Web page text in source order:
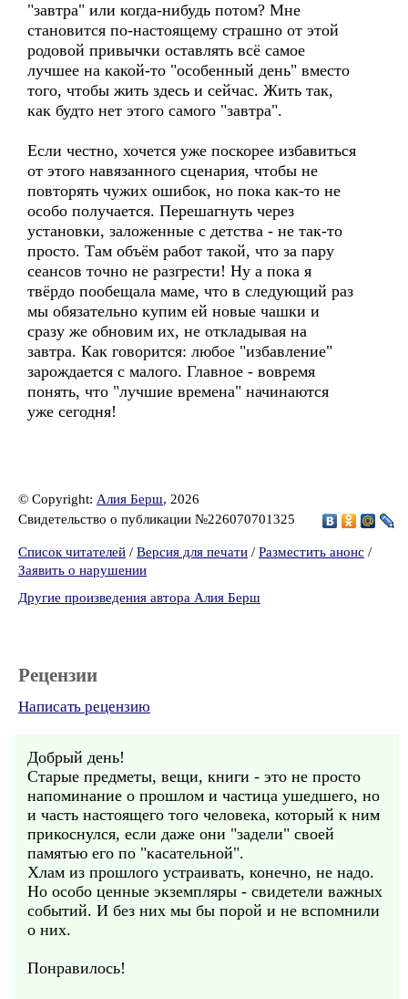
"завтра" или когда-нибудь потом? Мне
становится по-настоящему страшно от этой
родовой привычки оставлять всё самое
лучшее на какой-то "особенный день" вместо
того, чтобы жить здесь и сейчас. Жить так,
как будто нет этого самого "завтра".
Если честно, хочется уже поскорее избавиться
от этого навязанного сценария, чтобы не
повторять чужих ошибок, но пока как-то не
особо получается. Перешагнуть через
установки, заложенные с детства - не так-то
просто. Там объём работ такой, что за пару
сеансов точно не разгрести! Ну а пока я
твёрдо пообещала маме, что в следующий раз
мы обязательно купим ей новые чашки и
сразу же обновим их, не откладывая на
завтра. Как говорится: любое "избавление"
зарождается с малого. Главное - вовремя
понять, что "лучшие времена" начинаются
уже сегодня!
© Copyright: Алия Берш, 2026
Свидетельство о публикации №226070701325
Список читателей / Версия для печати / Разместить анонс /
Заявить о нарушении
Другие произведения автора Алия Берш
Рецензии
Написать рецензию
Добрый день!
Старые предметы, вещи, книги - это не просто
напоминание о прошлом и частица ушедшего, но
и часть настоящего того человека, который к ним
прикоснулся, если даже они "задели" своей
памятью его по "касательной".
Хлам из прошлого устраивать, конечно, не надо.
Но особо ценные экземпляры - свидетели важных
событий. И без них мы бы порой и не вспомнили
о них.
Понравилось!